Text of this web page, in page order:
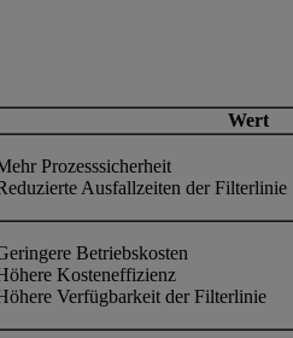
Wert
Prozesssicherheit
Ausfallzeiten der Filterlinie
Betriebskosten
Kosteneffizienz
Verfügbarkeit der Filterlinie